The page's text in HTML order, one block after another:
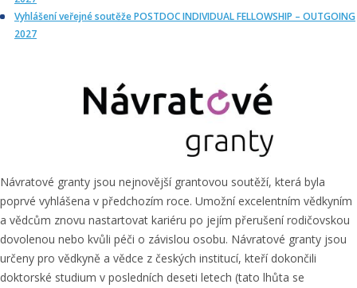
Vyhlášení veřejné soutěže POSTDOC INDIVIDUAL FELLOWSHIP – OUTGOING
2027
Návratové granty jsou nejnovější grantovou soutěží, která byla
poprvé vyhlášena v předchozím roce. Umožní excelentním vědkyním
a vědcům znovu nastartovat kariéru po jejím přerušení rodičovskou
dovolenou nebo kvůli péči o závislou osobu. Návratové granty jsou
určeny pro vědkyně a vědce z českých institucí, kteří dokončili
doktorské studium v posledních deseti letech (tato lhůta se